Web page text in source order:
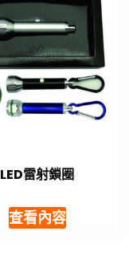
LED雷射鎖圈
查看內容